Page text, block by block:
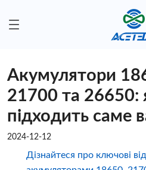
Акумулятори
21700 та 26650:
підходить саме
2024-12-12
Дізнайтеся про ключові